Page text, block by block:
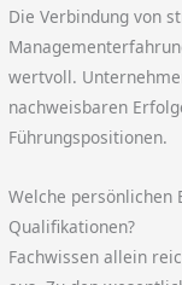
Die Verbindung von
wertvoll.
nachweisbaren
Führungspositionen.
Welche persönlichen
Qualifikationen?
Fachwissen allein